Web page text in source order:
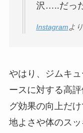
沢…..だっ
Instagramより
やはり、ジムキ
ースに対する高
グ効果の向上だ
地よさや体のス